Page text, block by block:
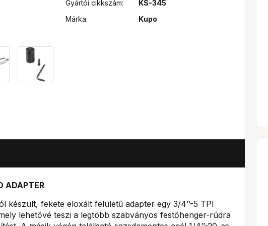
Gyártói cikkszám:
KS-345
Márka:
Kupo
ADAPTER
készült, fekete eloxált felületű adapter egy 3/4’’-5 TPI
lehetővé teszi a legtöbb szabványos festőhenger-rúdra